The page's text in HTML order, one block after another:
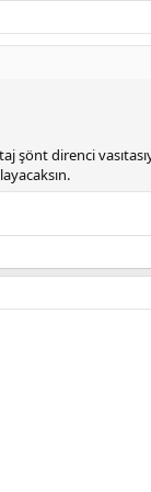
direnci